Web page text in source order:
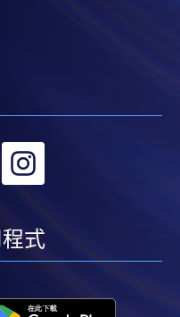
轉
式